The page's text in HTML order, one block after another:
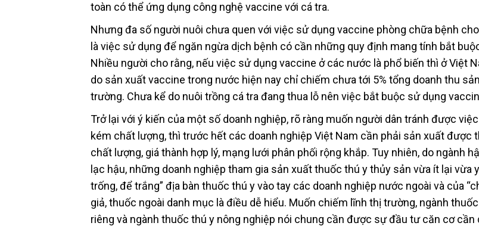
toàn có thể ứng dụng công nghệ vaccine với cá tra.
Nhưng đa số người nuôi chưa quen với việc sử dụng vaccine phòng chữa bệnh
là việc sử dụng để ngăn ngừa dịch bệnh có cần những quy định mang tính bắt
Nhiều người cho rằng, nếu việc sử dụng vaccine ở các nước là phổ biến thì ở Việt
do sản xuất vaccine trong nước hiện nay chỉ chiếm chưa tới 5% tổng doanh thu
trường. Chưa kể do nuôi trồng cá tra đang thua lỗ nên việc bắt buộc sử dụng
Trở lại với ý kiến của một số doanh nghiệp, rõ ràng muốn người dân tránh được
kém chất lượng, thì trước hết các doanh nghiệp Việt Nam cần phải sản xuất được
chất lượng, giá thành hợp lý, mạng lưới phân phối rộng khắp. Tuy nhiên, do ngành
lạc hậu, những doanh nghiệp tham gia sản xuất thuốc thú y thủy sản vừa ít lại vừa
trống, để trắng” địa bàn thuốc thú y vào tay các doanh nghiệp nước ngoài và của
giả, thuốc ngoài danh mục là điều dễ hiểu. Muốn chiếm lĩnh thị trường, ngành
riêng và ngành thuốc thú y nông nghiệp nói chung cần được sự đầu tư căn cơ